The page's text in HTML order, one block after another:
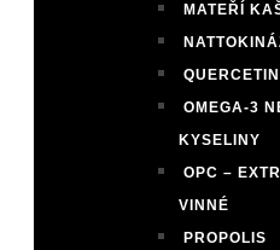
MATEŘÍ
QUERCETIN
OMEGA-3
KYSELINY
OPC –
VINNÉ
PROPOLIS